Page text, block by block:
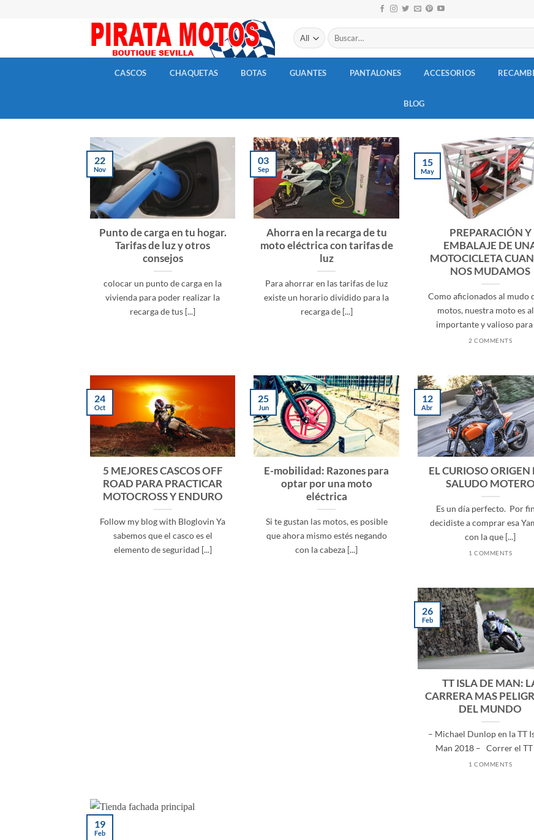
Buscar
por:
CASCOS CHAQUETAS BOTAS GUANTES PANTALONES ACCESORIOS
BLOG
Punto de carga en tu hogar.
Tarifas de luz y otros
consejos
colocar un punto de carga en la
vivienda para poder realizar la
recarga de tus [...]
22
Nov
Ahorra en la recarga de tu
moto eléctrica con tarifas de
luz
Para ahorrar en las tarifas de luz
existe un horario dividido para la
recarga de [...]
03
Sep
PREPARACIÓN Y
EMBALAJE DE
MOTOCICLETA
NOS MUDAMOS
Como aficionados al mudo
motos, nuestra moto es
importante y valioso para
2 COMMENTS
15
May
5 MEJORES CASCOS OFF
ROAD PARA PRACTICAR
MOTOCROSS Y ENDURO
Follow my blog with Bloglovin Ya
sabemos que el casco es el
elemento de seguridad [...]
24
Oct
E-mobilidad: Razones para
optar por una moto
eléctrica
Si te gustan las motos, es posible
que ahora mismo estés negando
con la cabeza [...]
25
Jun
EL CURIOSO ORIGEN
SALUDO MOTERO
Es un día perfecto. Por
decidiste a comprar esa
con la que [...]
1 COMMENTS
12
Abr
TT ISLA DE MAN:
CARRERA MAS
DEL MUNDO
– Michael Dunlop en la TT
Man 2018 – Correr el TT
1 COMMENTS
26
Feb
19
Feb